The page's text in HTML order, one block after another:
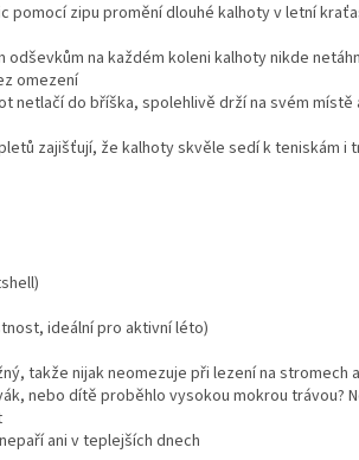
pomocí zipu promění dlouhé kalhoty v letní
odševkům na každém koleni kalhoty nikde
omezení
netlačí do bříška, spolehlivě drží na svém
zajišťují, že kalhoty skvěle sedí k teniskám i
ideální pro aktivní léto)
takže nijak neomezuje při lezení na stromech
nebo dítě proběhlo vysokou mokrou trávou?
ani v teplejších dnech